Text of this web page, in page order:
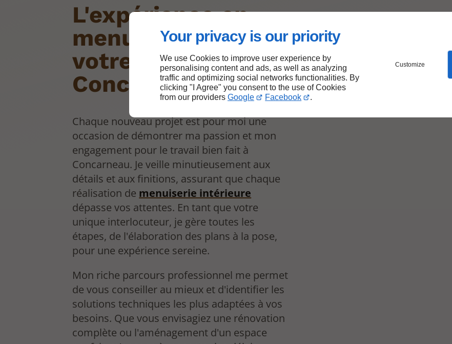
Your privacy is our priority
We use Cookies to improve user experience by
personalising content and ads, as well as analyzing
traffic and optimizing social networks functionalities. By
clicking "I Agree" you consent to the use of Cookies
from our providers Google Facebook .
Customize
L'expérience en
menuiserie pour
votre confort à
Concarneau
Chaque nouveau projet est pour moi une
occasion de démontrer ma passion et mon
engagement pour le travail bien fait à
Concarneau. Je veille minutieusement aux
détails et aux finitions, assurant que chaque
réalisation de menuiserie intérieure
dépasse vos attentes. En tant que votre
unique interlocuteur, je gère toutes les
étapes, de l'élaboration des plans à la pose,
pour une expérience sereine.
Mon riche parcours professionnel me permet
de vous conseiller au mieux et d'identifier les
solutions techniques les plus adaptées à vos
besoins. Que vous envisagiez une rénovation
complète ou l'aménagement d'un espace